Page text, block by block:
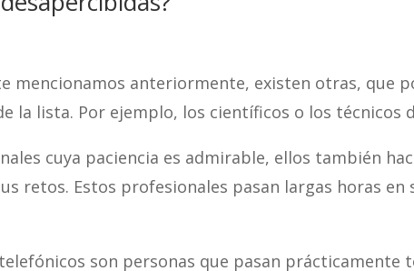
mencionamos anteriormente, existen otras, que
la lista. Por ejemplo, los científicos o los técnicos
cuya paciencia es admirable, ellos también
retos. Estos profesionales pasan largas horas
son personas que pasan prácticamente